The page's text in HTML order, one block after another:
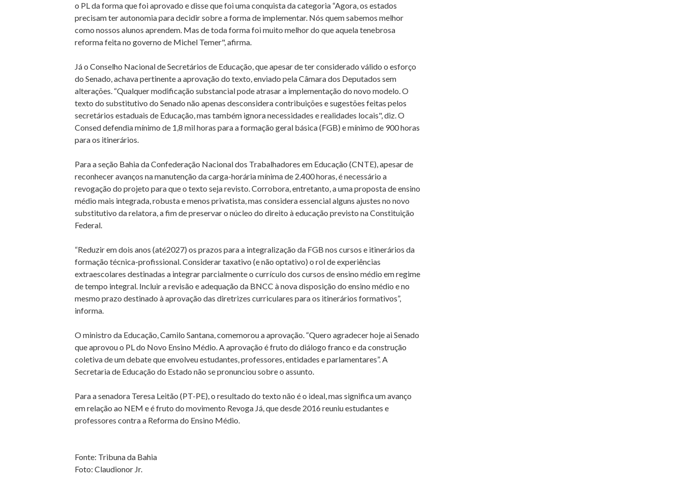
o PL da forma que foi aprovado e disse que foi uma conquista da categoria “Agora, os estados
precisam ter autonomia para decidir sobre a forma de implementar. Nós quem sabemos melhor
como nossos alunos aprendem. Mas de toda forma foi muito melhor do que aquela tenebrosa
reforma feita no governo de Michel Temer", afirma.
Já o Conselho Nacional de Secretários de Educação, que apesar de ter considerado válido o esforço
do Senado, achava pertinente a aprovação do texto, enviado pela Câmara dos Deputados sem
alterações. “Qualquer modificação substancial pode atrasar a implementação do novo modelo. O
texto do substitutivo do Senado não apenas desconsidera contribuições e sugestões feitas pelos
secretários estaduais de Educação, mas também ignora necessidades e realidades locais", diz. O
Consed defendia mínimo de 1,8 mil horas para a formação geral básica (FGB) e mínimo de 900 horas
para os itinerários.
Para a seção Bahia da Confederação Nacional dos Trabalhadores em Educação (CNTE), apesar de
reconhecer avanços na manutenção da carga-horária mínima de 2.400 horas, é necessário a
revogação do projeto para que o texto seja revisto. Corrobora, entretanto, a uma proposta de ensino
médio mais integrada, robusta e menos privatista, mas considera essencial alguns ajustes no novo
substitutivo da relatora, a fim de preservar o núcleo do direito à educação previsto na Constituição
Federal.
“Reduzir em dois anos (até2027) os prazos para a integralização da FGB nos cursos e itinerários da
formação técnica-profissional. Considerar taxativo (e não optativo) o rol de experiências
extraescolares destinadas a integrar parcialmente o currículo dos cursos de ensino médio em regime
de tempo integral. Incluir a revisão e adequação da BNCC à nova disposição do ensino médio e no
mesmo prazo destinado à aprovação das diretrizes curriculares para os itinerários formativos”,
informa.
O ministro da Educação, Camilo Santana, comemorou a aprovação. “Quero agradecer hoje ai Senado
que aprovou o PL do Novo Ensino Médio. A aprovação é fruto do diálogo franco e da construção
coletiva de um debate que envolveu estudantes, professores, entidades e parlamentares”. A
Secretaria de Educação do Estado não se pronunciou sobre o assunto.
Para a senadora Teresa Leitão (PT-PE), o resultado do texto não é o ideal, mas significa um avanço
em relação ao NEM e é fruto do movimento Revoga Já, que desde 2016 reuniu estudantes e
professores contra a Reforma do Ensino Médio.
Fonte: Tribuna da Bahia
Foto: Claudionor Jr.